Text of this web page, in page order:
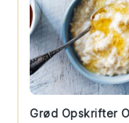
Grød Opskrifter